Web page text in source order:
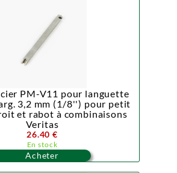
PM-V11 pour languette
3,2 mm (1/8'') pour petit
et rabot à combinaisons
Veritas
26.40 €
En stock
Acheter